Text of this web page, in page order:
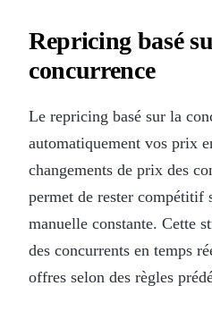
Repricing basé
concurrence
Le repricing basé sur la
automatiquement vos prix
changements de prix des
permet de rester compétitif
manuelle constante. Cette
des concurrents en temps
offres selon des règles